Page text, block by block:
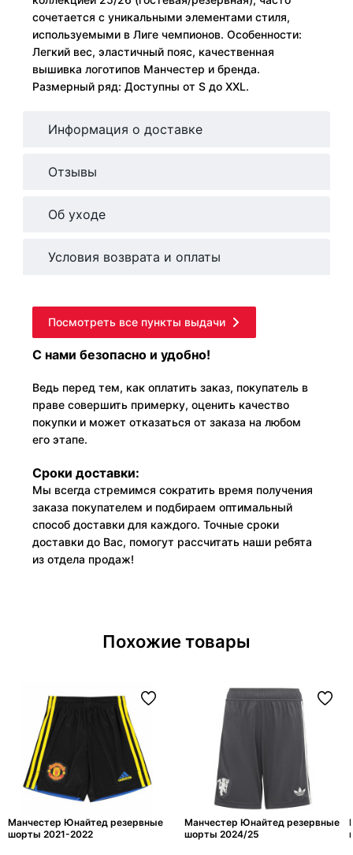
сочетается с уникальными элементами стиля,
используемыми в Лиге чемпионов. Особенности:
Легкий вес, эластичный пояс, качественная
вышивка логотипов Манчестер и бренда.
Размерный ряд: Доступны от S до XXL.
Информация о доставке
Отзывы
Об уходе
Условия возврата и оплаты
Посмотреть все пункты выдачи
С нами безопасно и удобно!
Ведь перед тем, как оплатить заказ, покупатель в
праве совершить примерку, оценить качество
покупки и может отказаться от заказа на любом
его этапе.
Сроки доставки:
Мы всегда стремимся сократить время получения
заказа покупателем и подбираем оптимальный
способ доставки для каждого. Точные сроки
доставки до Вас, помогут рассчитать наши ребята
из отдела продаж!
Похожие товары
Манчестер Юнайтед резервные
шорты 2021-2022
Манчестер Юнайтед резервные
шорты 2024/25